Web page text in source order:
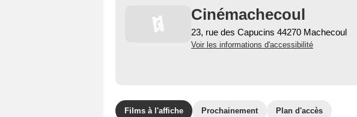
Cinémachecoul
23, rue des Capucins 44270 Machecoul
Voir les informations d'accessibilité
Films à l'affiche Prochainement Plan d'accès